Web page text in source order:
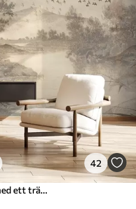
42
Texturerat vintagelandskap med ett träd nära en flod och en molnig himmel, naturkonst i sepiatoner